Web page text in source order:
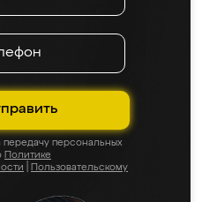
персональных
Политике
Пользовательскому